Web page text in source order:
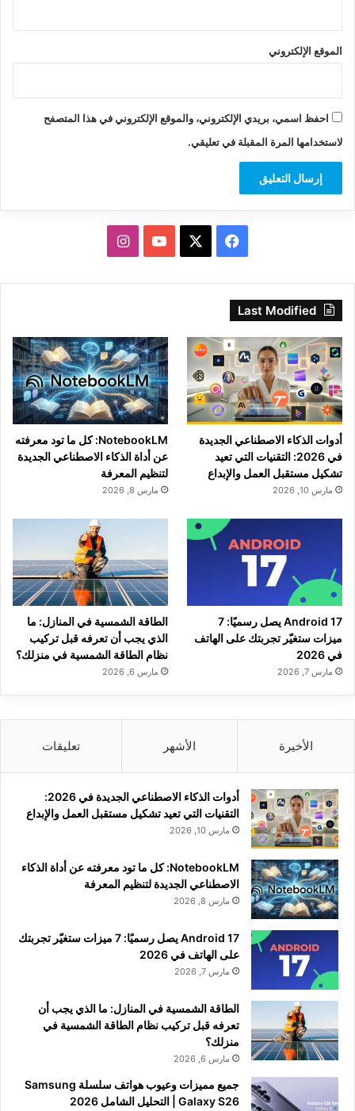
الموقع الإلكتروني
احفظ اسمي، بريدي الإلكتروني، والموقع الإلكتروني في هذا المتصفح
لاستخدامها المرة المقبلة في تعليقي.
فيسبوك ‫YouTubeانستقرام
Last Modified
أدوات الذكاء الاصطناعي الجديدة
في 2026: التقنيات التي تعيد
تشكيل مستقبل العمل والإبداع
مارس 10, 2026
NotebookLM: كل ما تود معرفته
عن أداة الذكاء الاصطناعي الجديدة
لتنظيم المعرفة
مارس 8, 2026
Android 17 يصل رسميًا: 7
ميزات ستغيّر تجربتك على الهاتف
في 2026
مارس 7, 2026
الطاقة الشمسية في المنازل: ما
الذي يجب أن تعرفه قبل تركيب
نظام الطاقة الشمسية في منزلك؟
مارس 6, 2026
الأخيرة الأشهر تعليقات
أدوات الذكاء الاصطناعي الجديدة في 2026:
التقنيات التي تعيد تشكيل مستقبل العمل والإبداع
مارس 10, 2026
NotebookLM: كل ما تود معرفته عن أداة الذكاء
الاصطناعي الجديدة لتنظيم المعرفة
مارس 8, 2026
Android 17 يصل رسميًا: 7 ميزات ستغيّر تجربتك
على الهاتف في 2026
مارس 7, 2026
الطاقة الشمسية في المنازل: ما الذي يجب أن
تعرفه قبل تركيب نظام الطاقة الشمسية في
منزلك؟
مارس 6, 2026
جميع مميزات وعيوب هواتف سلسلة Samsung
Galaxy S26 | التحليل الشامل 2026